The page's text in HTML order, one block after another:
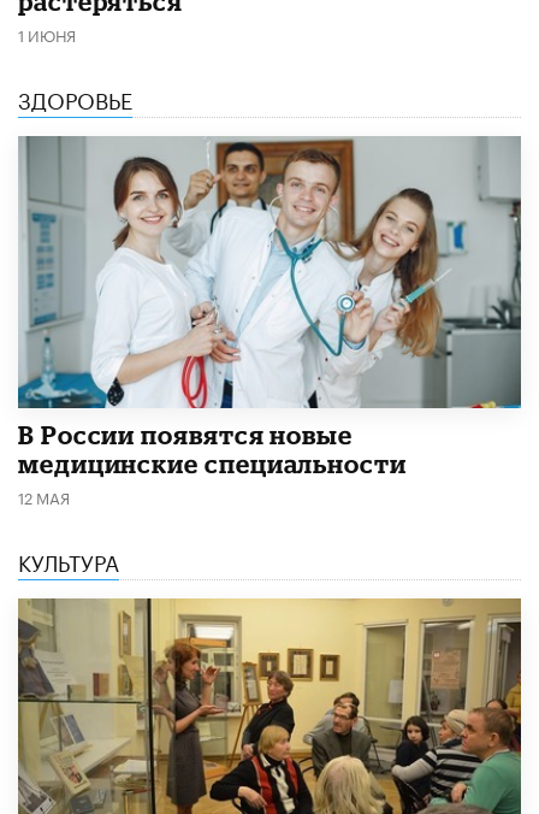
1 ИЮНЯ
ЗДОРОВЬЕ
В России появятся новые
медицинские специальности
12 МАЯ
КУЛЬТУРА